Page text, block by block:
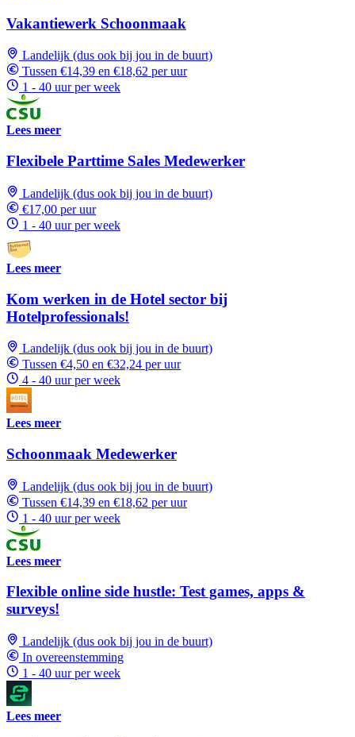
Vakantiewerk Schoonmaak
Landelijk (dus ook bij jou in de buurt)
Tussen €14,39 en €18,62 per uur
1 - 40 uur per week
Lees meer
Flexibele Parttime Sales Medewerker
Landelijk (dus ook bij jou in de buurt)
€17,00 per uur
1 - 40 uur per week
Lees meer
Kom werken in de Hotel sector bij
Hotelprofessionals!
Landelijk (dus ook bij jou in de buurt)
Tussen €4,50 en €32,24 per uur
4 - 40 uur per week
Lees meer
Schoonmaak Medewerker
Landelijk (dus ook bij jou in de buurt)
Tussen €14,39 en €18,62 per uur
1 - 40 uur per week
Lees meer
Flexible online side hustle: Test games, apps &
surveys!
Landelijk (dus ook bij jou in de buurt)
In overeenstemming
1 - 40 uur per week
Lees meer